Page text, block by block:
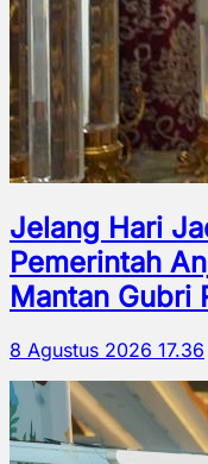
Jelang Hari
Pemerintah
Mantan Gubri
8 Agustus 2026 17.36